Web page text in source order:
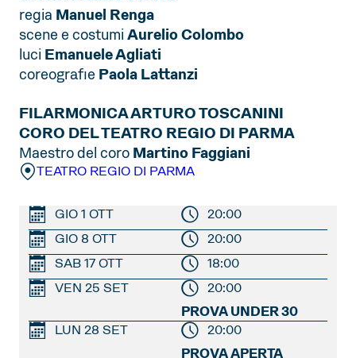
regia Manuel Renga
scene e costumiAurelio Colombo
luci Emanuele Agliati
coreografie Paola Lattanzi
FILARMONICA ARTURO TOSCANINI
CORO DEL TEATRO REGIO DI PARMA
Maestro del coro Martino Faggiani
TEATRO REGIO DI PARMA
GIO 1 OTT
20:00
GIO 8 OTT
20:00
SAB 17 OTT
18:00
VEN 25 SET
20:00
PROVA UNDER 30
LUN 28 SET
20:00
PROVA APERTA